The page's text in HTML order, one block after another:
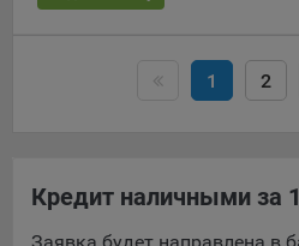
1 2
Кредит наличными за